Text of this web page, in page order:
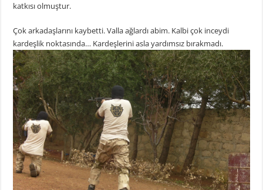
katkısı olmuştur.
Çok arkadaşlarını kaybetti. Valla ağlardı abim. Kalbi çok inceydi
kardeşlik noktasında… Kardeşlerini asla yardımsız bırakmadı.